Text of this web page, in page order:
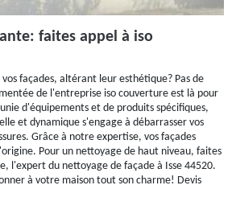
faites appel à iso
vos façades, altérant leur esthétique? Pas de
de l'entreprise iso couverture est là pour
d'équipements et de produits spécifiques,
et dynamique s'engage à débarrasser vos
Grâce à notre expertise, vos façades
Pour un nettoyage de haut niveau, faites
l'expert du nettoyage de façade à Isse 44520.
à votre maison tout son charme! Devis